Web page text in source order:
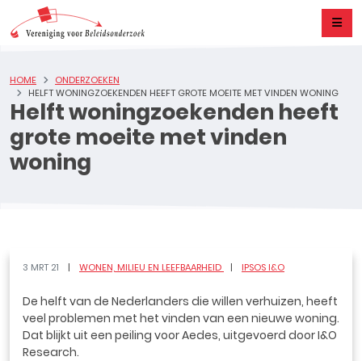
Helft woningzoekenden heeft
grote moeite met vinden
woning
HOME
ONDERZOEKEN
HELFT WONINGZOEKENDEN HEEFT GROTE MOEITE MET VINDEN WONING
3 MRT 21 WONEN, MILIEU EN LEEFBAARHEID IPSOS I&O
De helft van de Nederlanders die willen verhuizen, heeft
veel problemen met het vinden van een nieuwe woning.
Dat blijkt uit een peiling voor Aedes, uitgevoerd door I&O
Research.